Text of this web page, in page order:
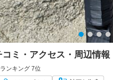
ミ・アクセス・周辺情報
ンキング 7位